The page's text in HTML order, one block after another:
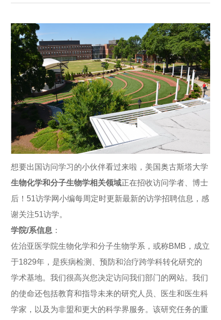
想要出国访问学习的小伙伴看过来啦，美国奥古斯塔大学
生物化学和分子生物学相关领域正在招收访问学者、博士
后！51访学网小编每周定时更新最新的访学招聘信息，感
谢关注51访学。
学院/系信息 ：
佐治亚医学院生物化学和分子生物学系，或称BMB，成立
于1829年，是疾病检测、预防和治疗跨学科转化研究的
学术基地。我们很高兴您决定访问我们部门的网站。我们
的使命还包括教育和指导未来的研究人员、医生和医生科
学家，以及为非盟和更大的科学界服务。该研究任务的重